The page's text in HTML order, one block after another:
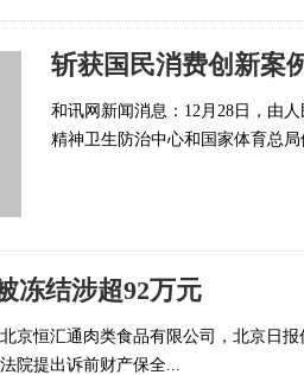
斩获国民消费创新案
和讯网新闻消息：12月28日，由
精神卫生防治中心和国家体育总
冻结涉超92万元
京恒汇通肉类食品有限公司，北京日
院提出诉前财产保全...